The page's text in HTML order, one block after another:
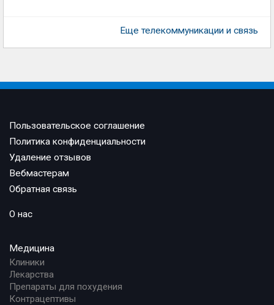
Еще телекоммуникации и связь
Пользовательское соглашение
Политика конфиденциальности
Удаление отзывов
Вебмастерам
Обратная связь
О нас
Медицина
Клиники
Лекарства
Препараты для похудения
Контрацептивы